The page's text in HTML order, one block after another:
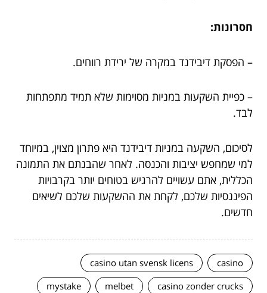
חסרונות:
– הפסקת דיבידנד במקרה של ירידת רווחים.
– כפיית השקעות במניות מסוימות שלא תמיד מתפתחות
לבד.
לסיכום, השקעה במניות דיבידנד היא פתרון מצוין, במיוחד
למי שמחפש יציבות והכנסה. לאחר שהבנתם את התמונה
הכללית, אתם עשויים להרגיש בטוחים יותר בקרבויות
הפיננסיות שלכם, לקחת את ההשקעות שלכם לשיאים
חדשים.
casino
casino utan svensk licens
casino zonder crucks
melbet
mystake